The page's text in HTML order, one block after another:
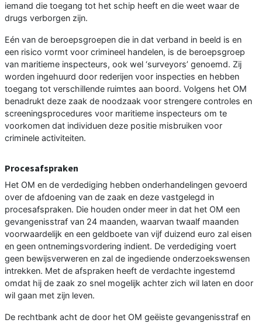
iemand die toegang tot het schip heeft en die weet waar de
drugs verborgen zijn.
Eén van de beroepsgroepen die in dat verband in beeld is en
een risico vormt voor crimineel handelen, is de beroepsgroep
van maritieme inspecteurs, ook wel ‘surveyors’ genoemd. Zij
worden ingehuurd door rederijen voor inspecties en hebben
toegang tot verschillende ruimtes aan boord. Volgens het OM
benadrukt deze zaak de noodzaak voor strengere controles en
screeningsprocedures voor maritieme inspecteurs om te
voorkomen dat individuen deze positie misbruiken voor
criminele activiteiten.
Procesafspraken
Het OM en de verdediging hebben onderhandelingen gevoerd
over de afdoening van de zaak en deze vastgelegd in
procesafspraken. Die houden onder meer in dat het OM een
gevangenisstraf van 24 maanden, waarvan twaalf maanden
voorwaardelijk en een geldboete van vijf duizend euro zal eisen
en geen ontnemingsvordering indient. De verdediging voert
geen bewijsverweren en zal de ingediende onderzoekswensen
intrekken. Met de afspraken heeft de verdachte ingestemd
omdat hij de zaak zo snel mogelijk achter zich wil laten en door
wil gaan met zijn leven.
De rechtbank acht de door het OM geëiste gevangenisstraf en